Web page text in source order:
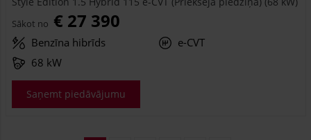
Sākot no € 27 390
Benzīna hibrīds
e-CVT
68 kW
Saņemt piedāvājumu